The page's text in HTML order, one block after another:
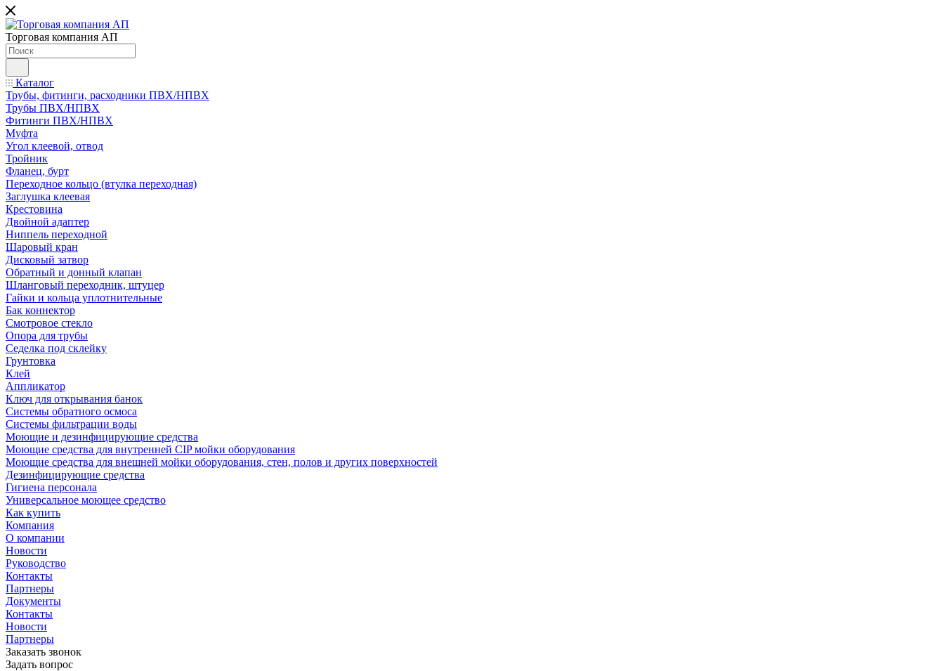
Торговая компания АП
Каталог
Трубы, фитинги, расходники ПВХ/НПВХ
Трубы ПВХ/НПВХ
Фитинги ПВХ/НПВХ
Муфта
Угол клеевой, отвод
Тройник
Фланец, бурт
Переходное кольцо (втулка переходная)
Заглушка клеевая
Крестовина
Двойной адаптер
Ниппель переходной
Шаровый кран
Дисковый затвор
Обратный и донный клапан
Шланговый переходник, штуцер
Гайки и кольца уплотнительные
Бак коннектор
Смотровое стекло
Опора для трубы
Седелка под склейку
Грунтовка
Клей
Аппликатор
Ключ для открывания банок
Системы обратного осмоса
Системы фильтрации воды
Моющие и дезинфицирующие средства
Моющие средства для внутренней CIP мойки оборудования
Моющие средства для внешней мойки оборудования, стен, полов и других поверхностей
Дезинфицирующие средства
Гигиена персонала
Универсальное моющее средство
Как купить
Компания
О компании
Новости
Руководство
Контакты
Партнеры
Документы
Контакты
Новости
Партнеры
Заказать звонок
Задать вопрос